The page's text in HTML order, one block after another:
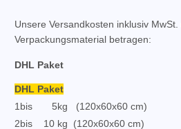
Unsere Versandkosten inklusiv MwSt.
Verpackungsmaterial betragen:
DHL Paket
DHL Paket
1 bis 5kg (120x60x60 cm)
2bis 10 kg (120x60x60 cm)